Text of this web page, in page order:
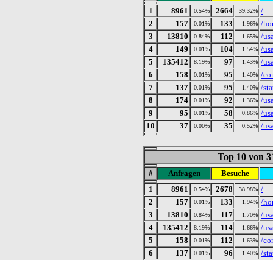
1
8961 0.54% 2664 39.32% /
2
157 0.01% 133 1.96% /
3
13810 0.84% 112 1.65% /
4
149 0.01% 104 1.54% /
5
135412 8.19% 97 1.43% /
6
158 0.01% 95 1.40% /
7
137 0.01% 95 1.40% /
8
174 0.01% 92 1.36% /
9
95 0.01% 58 0.86% /
10
37 0.00% 35 0.52% /
Top 10 von
# Anfragen
Besuche
1
8961 0.54% 2678 38.98% /
2
157 0.01% 133 1.94% /
3
13810 0.84% 117 1.70% /
4
135412 8.19% 114 1.66% /
5
158 0.01% 112 1.63% /
6
137 0.01% 96 1.40% /